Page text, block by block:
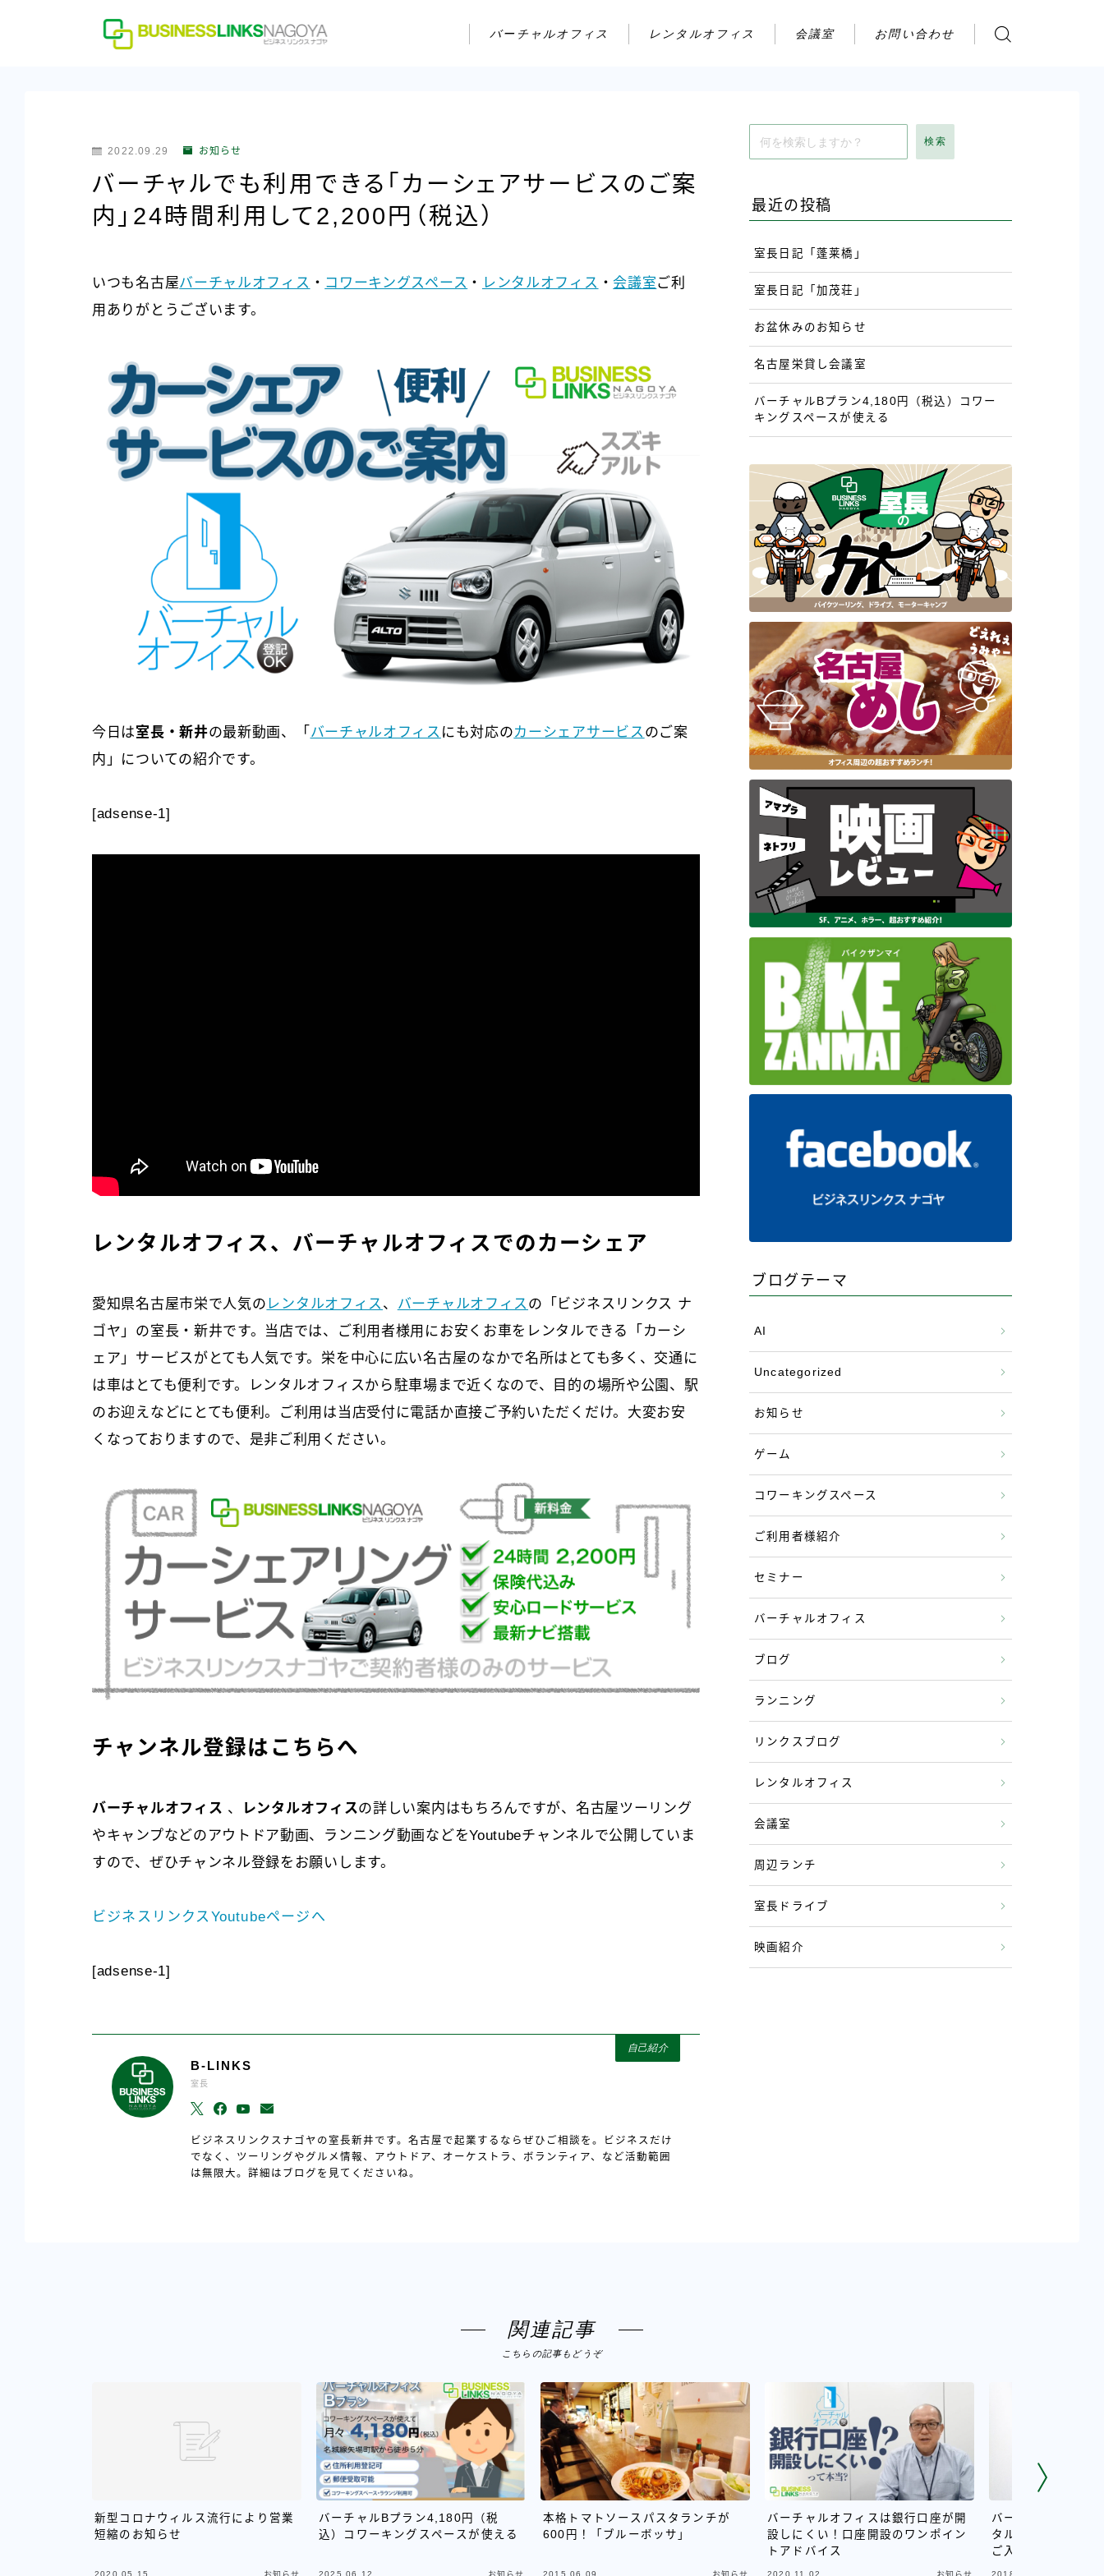
バーチャルオフィス レンタルオフィス 会議室 お問い合わせ
アクセス
2022.09.29 お知らせ
バーチャルでも利用できる「カーシェアサービスのご案
内」24時間利用して2,200円（税込）
いつも名古屋バーチャルオフィス ・ コワーキングスペース ・ レンタルオフィス ・会議室ご利
用ありがとうございます。
今日は室長・新井の最新動画、「 バーチャルオフィス にも対応のカーシェアサービス のご案
内」についての紹介です。
[adsense-1]
レンタルオフィス、バーチャルオフィスでのカーシェア
愛知県名古屋市栄で人気の レンタルオフィス 、 バーチャルオフィス の「ビジネスリンクス ナ
ゴヤ」の室長・新井です。当店では、ご利用者様用にお安くお車をレンタルできる「カーシ
ェア」サービスがとても人気です。栄を中心に広い名古屋のなかで名所はとても多く、交通に
は車はとても便利です。レンタルオフィスから駐車場まで近くなので、目的の場所や公園、駅
のお迎えなどにとても便利。ご利用は当店受付に電話か直接ご予約いただくだけ。大変お安
くなっておりますので、是非ご利用ください。
チャンネル登録はこちらへ
バーチャルオフィス 、 レンタルオフィスの詳しい案内はもちろんですが、名古屋ツーリング
やキャンプなどのアウトドア動画、ランニング動画などをYoutubeチャンネルで公開していま
すので、ぜひチャンネル登録をお願いします。
ビジネスリンクスYoutubeページへ
[adsense-1]
自己紹介
B-LINKS
室長
ビジネスリンクスナゴヤの室長新井です。名古屋で起業するならぜひご相談を。ビジネスだけ
でなく、ツーリングやグルメ情報、アウトドア、オーケストラ、ボランティア、など活動範囲
は無限大。詳細はブログを見てくださいね。
検索
最近の投稿
室長日記「蓬莱橋」
室長日記「加茂荘」
お盆休みのお知らせ
名古屋栄貸し会議室
バーチャルBプラン4,180円（税込）コワー
キングスペースが使える
ブログテーマ
AI
Uncategorized
お知らせ
ゲーム
コワーキングスペース
ご利用者様紹介
セミナー
バーチャルオフィス
ブログ
ランニング
リンクスブログ
レンタルオフィス
会議室
周辺ランチ
室長ドライブ
映画紹介
関連記事
こちらの記事もどうぞ
新型コロナウィルス流行により営業
短縮のお知らせ
2020.05.15
バーチャルBプラン4,180円（税
込）コワーキングスペースが使える
2025.06.12
本格トマトソースパスタランチが
600円！「ブルーボッサ」
2015.06.09
バーチャルオフィスは銀行口座が開
設しにくい！口座開設のワンポイン
トアドバイス
2020.11.02
バーチャルオフィ
タルオフィスL13
ご入居が決まりま
2018.11.03